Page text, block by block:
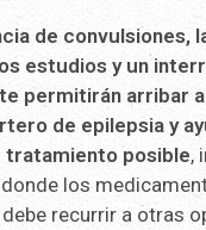
de convulsiones,
estudios y un
permitirán arribar
de epilepsia y
tratamiento posible,
los
recurrir a otras